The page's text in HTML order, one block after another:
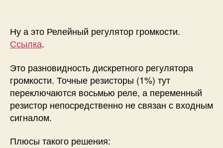
Ну а это Релейный регулятор громкости.
Ссылка.
Это разновидность дискретного регулятора
громкости. Точные резисторы (1%) тут
переключаются восьмью реле, а переменный
резистор непосредственно не связан с входным
сигналом.
Плюсы такого решения: